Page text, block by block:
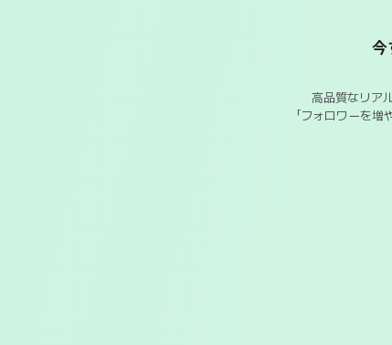
今
高品質なリア
「フォロワーを増